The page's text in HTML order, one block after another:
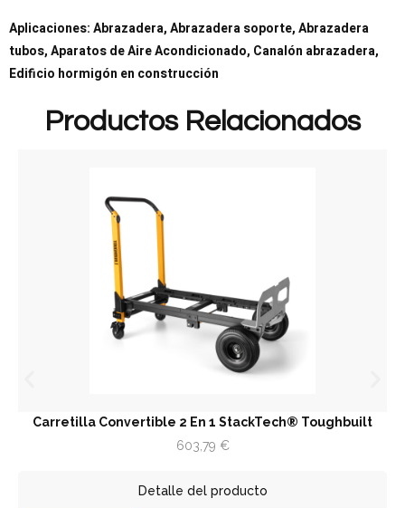
Aplicaciones: Abrazadera, Abrazadera soporte, Abrazadera
tubos, Aparatos de Aire Acondicionado, Canalón abrazadera,
Edificio hormigón en construcción
Productos Relacionados
Carretilla Convertible 2 En 1 StackTech® Toughbuilt
603,79€
Detalle del producto